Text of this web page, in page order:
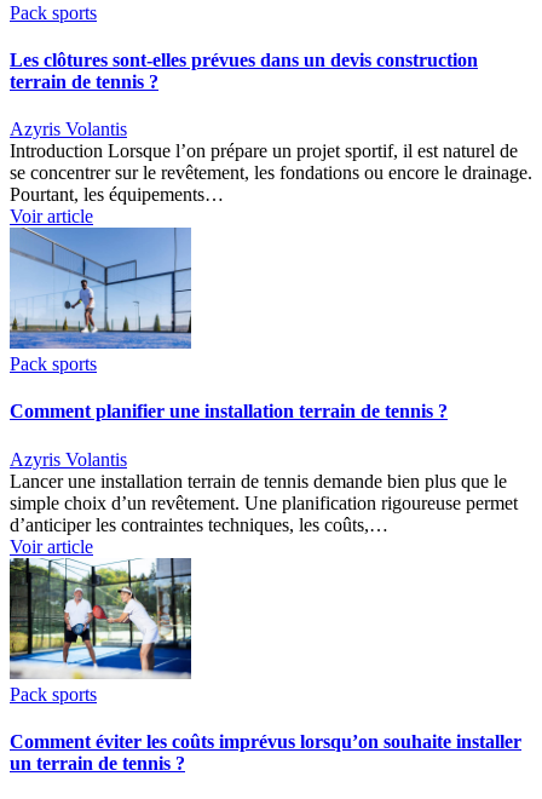
Pack sports
Les clôtures sont-elles prévues dans un devis construction
terrain de tennis ?
Azyris Volantis
Introduction Lorsque l’on prépare un projet sportif, il est naturel de
se concentrer sur le revêtement, les fondations ou encore le drainage.
Pourtant, les équipements…
Voir article
Pack sports
Comment planifier une installation terrain de tennis ?
Azyris Volantis
Lancer une installation terrain de tennis demande bien plus que le
simple choix d’un revêtement. Une planification rigoureuse permet
d’anticiper les contraintes techniques, les coûts,…
Voir article
Pack sports
Comment éviter les coûts imprévus lorsqu’on souhaite installer
un terrain de tennis ?